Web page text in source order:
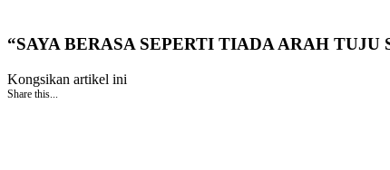
“SAYA BERASA SEPERTI TIADA ARAH
Kongsikan artikel ini
Share this...